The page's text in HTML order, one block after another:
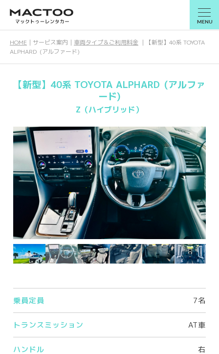
MENU
HOME ｜ サービス案内 ｜ 車両タイプ＆ご利用料金 ｜
【新型】40系 TOYOTA
ALPHARD (アルファード)
【新型】40系 TOYOTA ALPHARD (アルファ
ード)
Z（ハイブリッド）
乗員定員 7名
トランスミッション AT車
ハンドル 右